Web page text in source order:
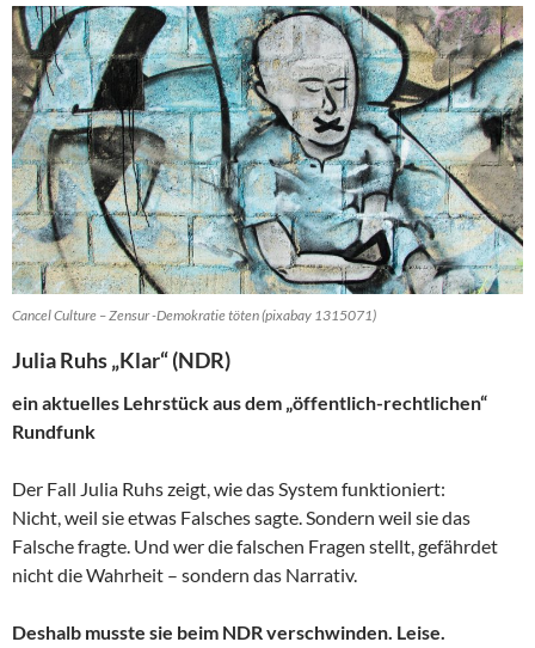
Cancel Culture – Zensur -Demokratie töten (pixabay 1315071)
Julia Ruhs „Klar“ (NDR)
ein aktuelles Lehrstück aus dem „öffentlich-rechtlichen“
Rundfunk
Der Fall Julia Ruhs zeigt, wie das System funktioniert:
Nicht, weil sie etwas Falsches sagte. Sondern weil sie das
Falsche fragte. Und wer die falschen Fragen stellt, gefährdet
nicht die Wahrheit – sondern das Narrativ.
Deshalb musste sie beim NDR verschwinden. Leise.